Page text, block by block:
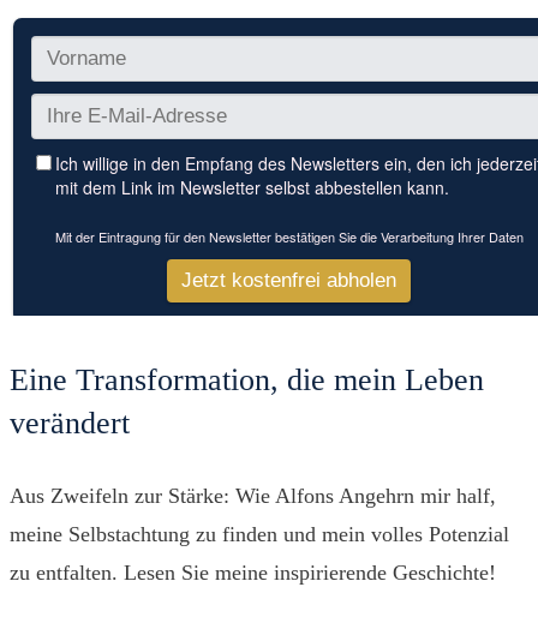
Eine Transformation, die mein Leben
verändert
Aus Zweifeln zur Stärke: Wie Alfons Angehrn mir half,
meine Selbstachtung zu finden und mein volles Potenzial
zu entfalten. Lesen Sie meine inspirierende Geschichte!